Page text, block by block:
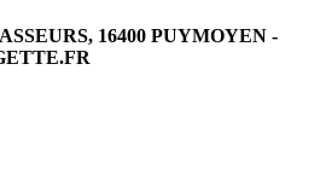
16400 PUYMOYEN -